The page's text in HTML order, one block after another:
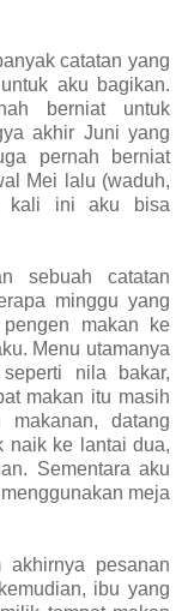
catatan yang
aku bagikan.
berniat untuk
akhir Juni yang
pernah berniat
Mei lalu (waduh,
kali ini aku bisa
sebuah catatan
minggu yang
makan ke
Menu utamanya
nila bakar,
makan itu masih
datang
naik ke lantai dua,
Sementara aku
meja
akhirnya pesanan
ibu yang